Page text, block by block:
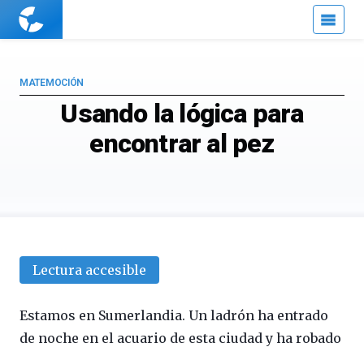
Cuaderno
Usando la lógica para
encontrar al pez
MATEMOCIÓN
Lectura accesible
Estamos en Sumerlandia. Un ladrón ha entrado
de noche en el acuario de esta ciudad y ha robado